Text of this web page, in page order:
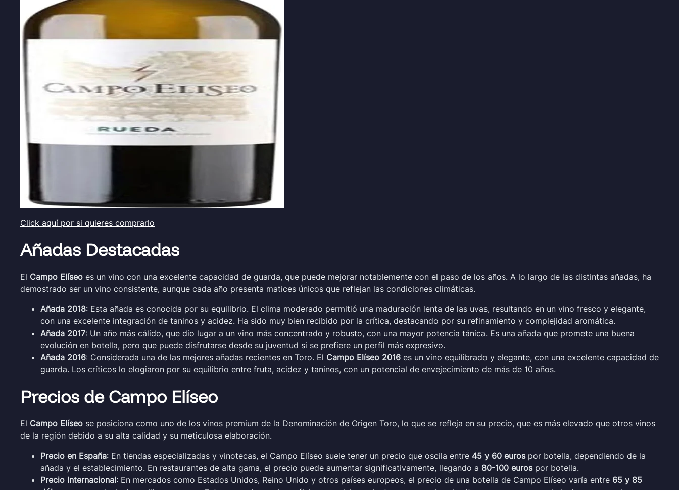
Click aquí por si quieres comprarlo
Añadas Destacadas
El Campo Elíseo es un vino con una excelente capacidad de guarda, que puede mejorar notablemente con el paso de los años. A lo largo de las distintas añadas, ha
demostrado ser un vino consistente, aunque cada año presenta matices únicos que reflejan las condiciones climáticas.
Añada 2018: Esta añada es conocida por su equilibrio. El clima moderado permitió una maduración lenta de las uvas, resultando en un vino fresco y elegante,
con una excelente integración de taninos y acidez. Ha sido muy bien recibido por la crítica, destacando por su refinamiento y complejidad aromática.
Añada 2017: Un año más cálido, que dio lugar a un vino más concentrado y robusto, con una mayor potencia tánica. Es una añada que promete una buena
evolución en botella, pero que puede disfrutarse desde su juventud si se prefiere un perfil más expresivo.
Añada 2016: Considerada una de las mejores añadas recientes en Toro. El Campo Elíseo 2016 es un vino equilibrado y elegante, con una excelente capacidad de
guarda. Los críticos lo elogiaron por su equilibrio entre fruta, acidez y taninos, con un potencial de envejecimiento de más de 10 años.
Precios de Campo Elíseo
El Campo Elíseo se posiciona como uno de los vinos premium de la Denominación de Origen Toro, lo que se refleja en su precio, que es más elevado que otros vinos
de la región debido a su alta calidad y su meticulosa elaboración.
Precio en España: En tiendas especializadas y vinotecas, el Campo Elíseo suele tener un precio que oscila entre 45 y 60 eurospor botella, dependiendo de la
añada y el establecimiento. En restaurantes de alta gama, el precio puede aumentar significativamente, llegando a 80-100 eurospor botella.
Precio Internacional: En mercados como Estados Unidos, Reino Unido y otros países europeos, el precio de una botella de Campo Elíseo varía entre 65 y 85